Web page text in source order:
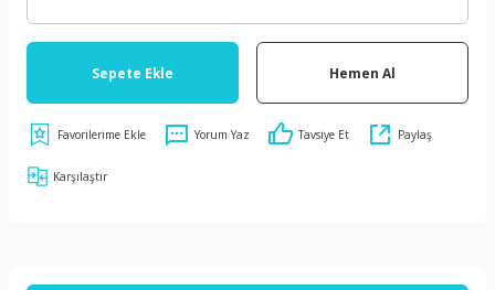
Sepete Ekle Hemen Al
Yorum Yaz Tavsiye Et Paylaş
Karşılaştır